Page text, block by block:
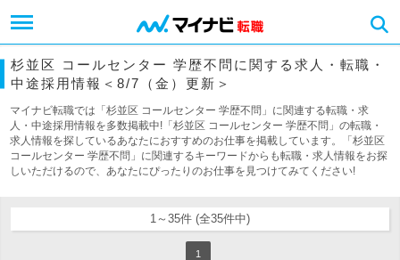
杉並区 コールセンター 学歴不問に関する求人・転職・
中途採用情報＜8/7（金）更新＞
マイナビ転職では「杉並区 コールセンター 学歴不問」に関連する転職・求
人・中途採用情報を多数掲載中!「杉並区 コールセンター 学歴不問」の転職・
求人情報を探しているあなたにおすすめのお仕事を掲載しています。「杉並区
コールセンター 学歴不問」に関連するキーワードからも転職・求人情報をお探
しいただけるので、あなたにぴったりのお仕事を見つけてみてください!
1～35件 (全35件中)
1